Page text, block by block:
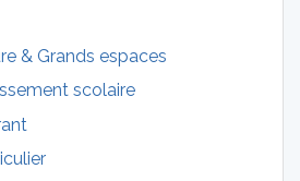
& Grands espaces
scolaire